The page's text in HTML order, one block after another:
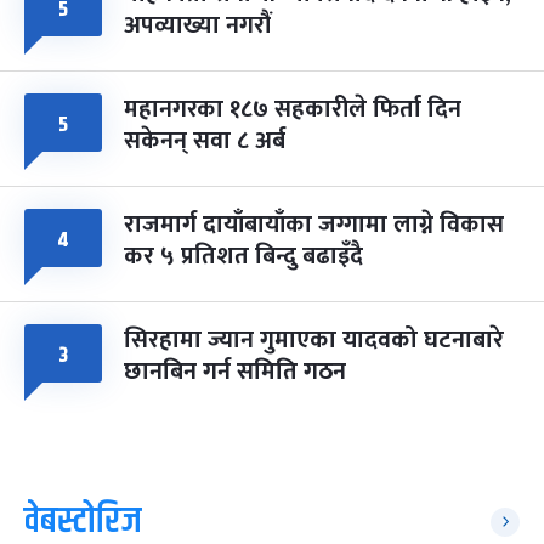
५ अपव्याख्या नगरौं
५ महानगरका १८७ सहकारीले फिर्ता दिन
सकेनन् सवा ८ अर्ब
४ राजमार्ग दायाँबायाँका जग्गामा लाग्ने विकास
कर ५ प्रतिशत बिन्दु बढाइँदै
३ सिरहामा ज्यान गुमाएका यादवको घटनाबारे
छानबिन गर्न समिति गठन
वेबस्टोरिज